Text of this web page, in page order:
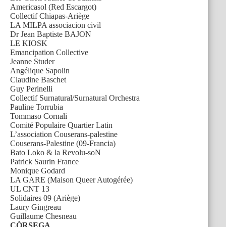
Americasol (Red Escargot)
Collectif Chiapas-Ariège
LA MILPA associacion civil
Dr Jean Baptiste BAJON
LE KIOSK
Emancipation Collective
Jeanne Studer
Angélique Sapolin
Claudine Baschet
Guy Perinelli
Collectif Surnatural/Surnatural Orchestra
Pauline Torrubia
Tommaso Cornali
Comité Populaire Quartier Latin
L’association Couserans-palestine
Couserans-Palestine (09-Francia)
Bato Loko & la Revolu-soN
Patrick Saurin France
Monique Godard
LA GARE (Maison Queer Autogérée)
UL CNT 13
Solidaires 09 (Ariège)
Laury Gingreau
Guillaume Chesneau